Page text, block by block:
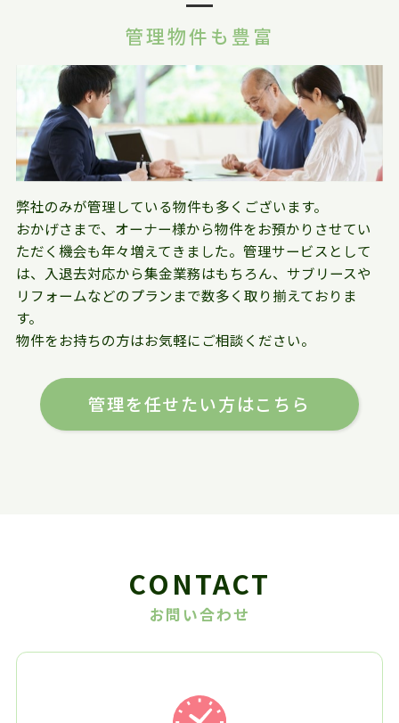
管理物件も豊富
弊社のみが管理している物件も多くございます。
おかげさまで、オーナー様から物件をお預かりさせてい
ただく機会も年々増えてきました。管理サービスとして
は、入退去対応から集金業務はもちろん、サブリースや
リフォームなどのプランまで数多く取り揃えておりま
す。
物件をお持ちの方はお気軽にご相談ください。
管理を任せたい方はこちら
CONTACT
お問い合わせ